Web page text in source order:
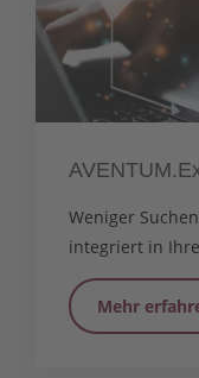
Weniger
integriert in
Mehr